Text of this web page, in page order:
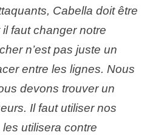
Cabella doit être
il faut changer notre
n’est pas juste un
entre les lignes. Nous
devons trouver un
Il faut utiliser nos
utilisera contre